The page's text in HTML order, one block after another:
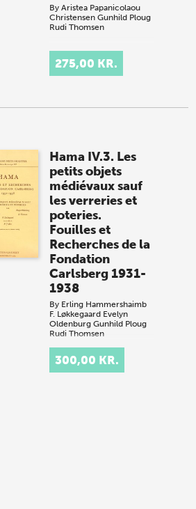
ByAristea Papanicolaou
Christensen Gunhild Ploug
Rudi Thomsen
.
275,00 KR.
Hama IV.3. Les
petits objets
médiévaux sauf
les verreries et
poteries.
Fouilles et
Recherches de la
Fondation
Carlsberg 1931-
1938
By Erling Hammershaimb
F. Løkkegaard Evelyn
Oldenburg Gunhild Ploug
Rudi Thomsen
300,00 KR.